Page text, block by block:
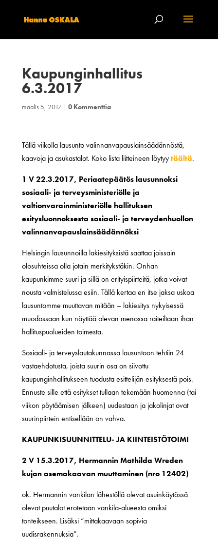
Kaupunginhallitus
6.3.2017
maalis 5, 2017| 0 Kommenttia
Tällä viikolla lausunto valinnanvapauslainsäädännöstä,
kaavoja ja asukastalot. Koko lista liitteineen löytyytäältä.
1 V 22.3.2017, Periaatepäätös lausunnoksi
sosiaali- ja terveysministeriölle ja
valtionvarainministeriölle hallituksen
esitysluonnoksesta sosiaali- ja terveydenhuollon
valinnanvapauslainsäädännöksi
Helsingin lausunnoilla lakiesityksistä saattaa joissain
olosuhteissa olla jotain merkitykstäkin. Onhan
kaupunkimme suuri ja sillä on erityispiirteitä, jotka voivat
nousta valmistelussa esiin. Tällä kertaa en itse jaksa uskoa
lausuntomme muuttavan mitään – lakiesitys nykyisessä
muodossaan kun näyttää olevan menossa raiteiltaan ihan
hallituspuolueiden toimesta.
Sosiaali- ja terveyslautakunnassa lausuntoon tehtiin 24
vastaehdotusta, joista suurin osa on siivottu
kaupunginhallitukseen tuodusta esittelijän esityksestä pois.
Ennuste sille että esitykset tullaan tekemään huomenna (tai
viikon pöytäämisen jälkeen) uudestaan ja jakolinjat ovat
suurinpiirtein entisellään on vahva.
KAUPUNKISUUNNITTELU- JA KIINTEISTÖTOIMI
2 V 15.3.2017, Hermannin Mathilda Wreden
kujan asemakaavan muuttaminen (nro 12402)
ok. Hermannin vankilan lähestöllä olevat asuinkäytössä
olevat puutalot erotetaan vankila-alueesta omiksi
tonteikseen. Lisäksi ”mittakaavaan sopivia
uudisrakennuksia”.